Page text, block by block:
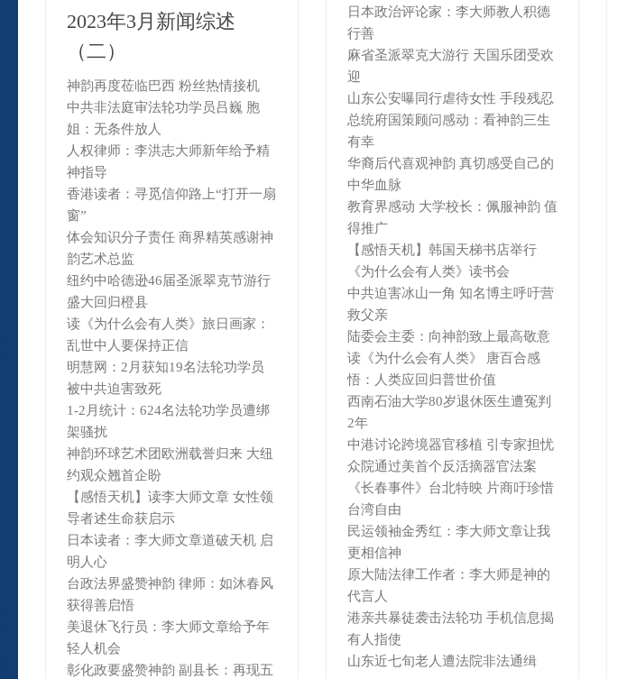
日本政治评论家：李大师教人积德
行善
麻省圣派翠克大游行 天国乐团受欢
迎
山东公安曝同行虐待女性 手段残忍
总统府国策顾问感动：看神韵三生
有幸
华裔后代喜观神韵 真切感受自己的
中华血脉
教育界感动 大学校长：佩服神韵 值
得推广
【感悟天机】韩国天梯书店举行
《为什么会有人类》读书会
中共迫害冰山一角 知名博主呼吁营
救父亲
陆委会主委：向神韵致上最高敬意
读《为什么会有人类》 唐百合感
悟：人类应回归普世价值
西南石油大学80岁退休医生遭冤判
2年
中港讨论跨境器官移植 引专家担忧
众院通过美首个反活摘器官法案
《长春事件》台北特映 片商吁珍惜
台湾自由
民运领袖金秀红：李大师文章让我
更相信神
原大陆法律工作者：李大师是神的
代言人
港亲共暴徒袭击法轮功 手机信息揭
有人指使
山东近七旬老人遭法院非法通缉
2023年3月新闻综述
（二）
神韵再度莅临巴西 粉丝热情接机
中共非法庭审法轮功学员吕巍 胞
姐：无条件放人
人权律师：李洪志大师新年给予精
神指导
香港读者：寻觅信仰路上“打开一扇
窗”
体会知识分子责任 商界精英感谢神
韵艺术总监
纽约中哈德逊46届圣派翠克节游行
盛大回归橙县
读《为什么会有人类》旅日画家：
乱世中人要保持正信
明慧网：2月获知19名法轮功学员
被中共迫害致死
1-2月统计：624名法轮功学员遭绑
架骚扰
神韵环球艺术团欧洲载誉归来 大纽
约观众翘首企盼
【感悟天机】读李大师文章 女性领
导者述生命获启示
日本读者：李大师文章道破天机 启
明人心
台政法界盛赞神韵 律师：如沐春风
获得善启悟
美退休飞行员：李大师文章给予年
轻人机会
彰化政要盛赞神韵 副县长：再现五